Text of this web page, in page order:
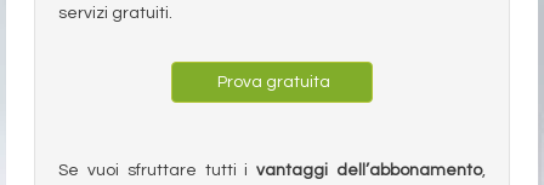
servizi gratuiti.
Prova gratuita
Se vuoi sfruttare tutti ivantaggi dell’abbonamento,